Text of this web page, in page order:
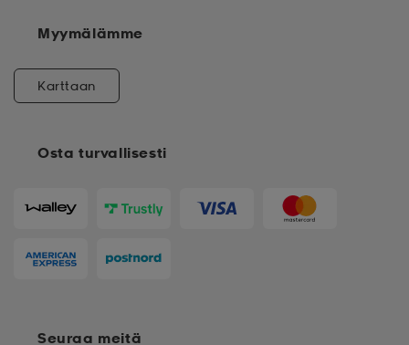
Osta turvallisesti
Myymälämme
Karttaan
Seuraa meitä